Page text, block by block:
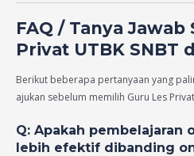
FAQ / Tanya
Privat UTBK SNBT
Berikut beberapa pertanyaan yang
ajukan sebelum memilih Guru Les
Q: Apakah pembelajaran
lebih efektif dibanding